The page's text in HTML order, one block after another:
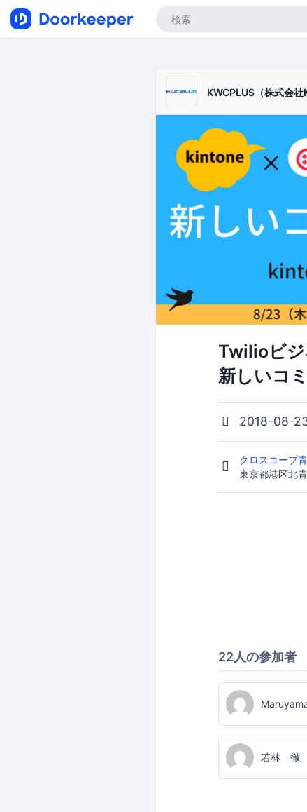
KWCPLUS（株式会
Twilioビ
新しいコ
2018-08-
クロスコープ
東京都港区北
22人の参加者
若林 徹